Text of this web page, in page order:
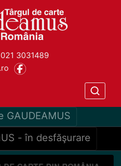
021 3031489
GAUDEAMUS
- în desfăşurare